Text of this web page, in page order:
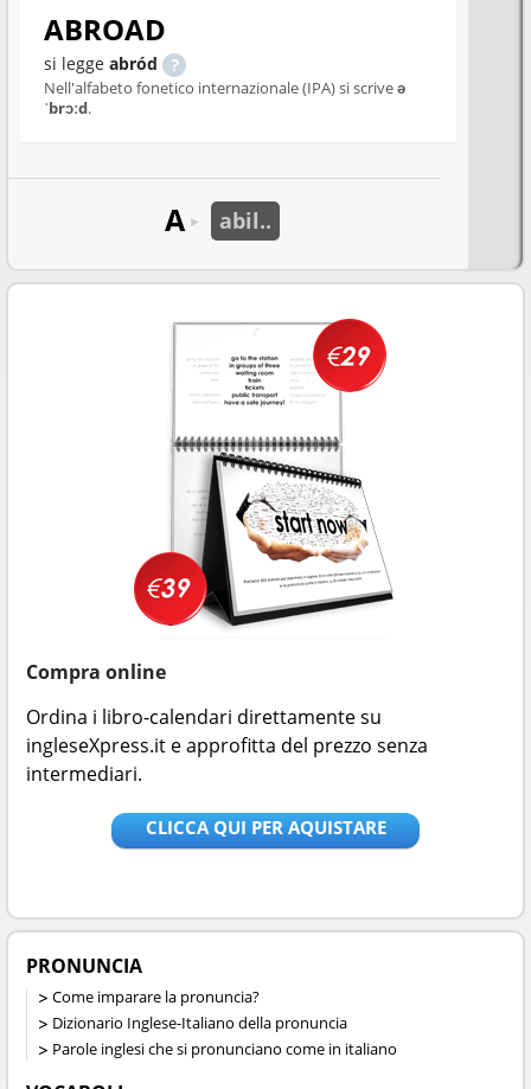
ABROAD
si legge abród
Nell'alfabeto fonetico internazionale (IPA) si scriveə
ˈbrɔːd.
A ► abil..
Compra online
Ordina i libro-calendari direttamente su
ingleseXpress.it e approfitta del prezzo senza
intermediari.
CLICCA QUI PER AQUISTARE
PRONUNCIA
Come imparare la pronuncia?
Dizionario Inglese-Italiano della pronuncia
Parole inglesi che si pronunciano come in italiano